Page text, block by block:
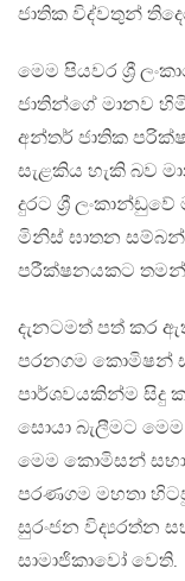
ජාතික විද්වතුන්
මෙම පියවර ශ්‍රී
ජාතින්ගේ මානව
අන්තර් ජාතික
සැළකිය හැකි බව
දුරට ශ්‍රී
මිනිස් ඝාතන
පරීක්ෂනයකට
දැනටමත් පත් කර
පරනගම කොමිෂන්
පාර්ශවයකින්ම සිදු
සොයා බැලීමට
මෙම කොමිසන්
පරණගම මහතා
සුරංජන විද්‍යරත්න
සාමාජිකාවෝ වෙති.